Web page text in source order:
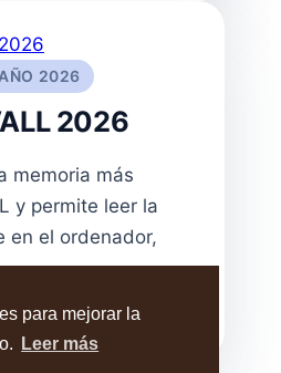
para mejorar la
Leer más
AÑO 2026
2026
memoria más
y permite leer la
en el ordenador,